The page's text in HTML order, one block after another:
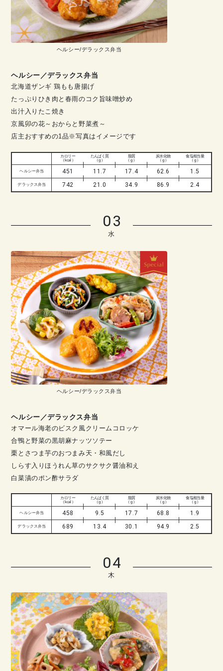
ヘルシー/デラックス弁当
ヘルシー／デラックス弁当
北海道ザンギ 鶏もも唐揚げ
たっぷりひき肉と春雨のコク旨味噌炒め
出汁入りたこ焼き
京風卯の花～おからと野菜煮～
店主おすすめの1品※写真はイメージです
カロリー
（ kcal ）
たんぱく質
（ g ）
脂質
（ g ）
炭水化物
（ g ）
食塩相当量
（ g ）
ヘルシー弁当 451 11.7 17.4 62.6 1.5
デラックス弁当 742 21.0 34.9 86.9 2.4
03
水
ヘルシー/デラックス弁当
ヘルシー／デラックス弁当
オマール海老のビスク風クリームコロッケ
合鴨と野菜の黒胡麻ナッツソテー
栗とさつま芋のおつまみ天・和風だし
しらす入りほうれん草のサクサク醤油和え
白菜漬のポン酢サラダ
カロリー
（ kcal ）
たんぱく質
（ g ）
脂質
（ g ）
炭水化物
（ g ）
食塩相当量
（ g ）
ヘルシー弁当 458 9.5 17.7 68.8 1.9
デラックス弁当 689 13.4 30.1 94.9 2.5
04
木